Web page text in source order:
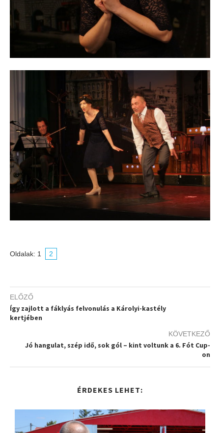
Oldalak: 1 2
ELŐZŐ
Így zajlott a fáklyás felvonulás a Károlyi-kastély
kertjében
KÖVETKEZŐ
Jó hangulat, szép idő, sok gól – kint voltunk a 6. Fót Cup-
on
ÉRDEKES LEHET: